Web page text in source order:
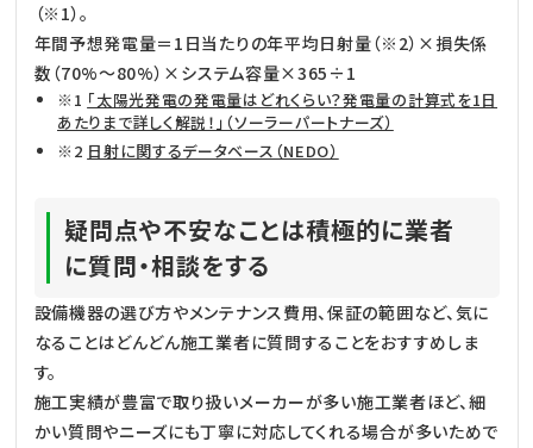
（※1）。
年間予想発電量＝1日当たりの年平均日射量（※2）×損失係
数（70%～80%）×システム容量×365÷1
※1 「太陽光発電の発電量はどれくらい？発電量の計算式を1日
あたりまで詳しく解説！」（ソーラーパートナーズ）
※2 日射に関するデータベース（NEDO）
疑問点や不安なことは積極的に業者
に質問・相談をする
設備機器の選び方やメンテナンス費用、保証の範囲など、気に
なることはどんどん施工業者に質問することをおすすめしま
す。
施工実績が豊富で取り扱いメーカーが多い施工業者ほど、細
かい質問やニーズにも丁寧に対応してくれる場合が多いためで